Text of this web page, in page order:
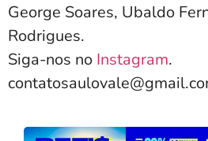
George Soares, Ubaldo
Rodrigues.
Siga-nos no Instagram.